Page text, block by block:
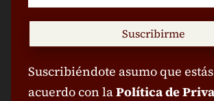
Suscribirme
Suscribiéndote asumo que
acuerdo con laPolítica de